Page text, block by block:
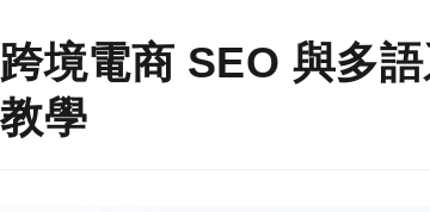
跨境電商 SEO 與多
教學